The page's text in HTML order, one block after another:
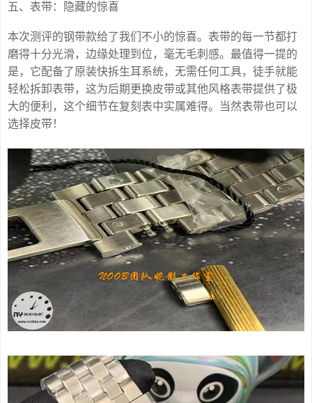
五、表带：隐藏的惊喜
本次测评的钢带款给了我们不小的惊喜。表带的每一节都打
磨得十分光滑，边缘处理到位，毫无毛刺感。最值得一提的
是，它配备了原装快拆生耳系统，无需任何工具，徒手就能
轻松拆卸表带，这为后期更换皮带或其他风格表带提供了极
大的便利，这个细节在复刻表中实属难得。当然表带也可以
选择皮带！